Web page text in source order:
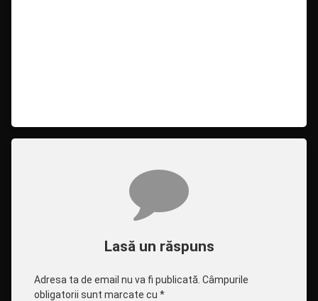
Lasă un răspuns
Adresa ta de email nu va fi publicată. Câmpurile
obligatorii sunt marcate cu *